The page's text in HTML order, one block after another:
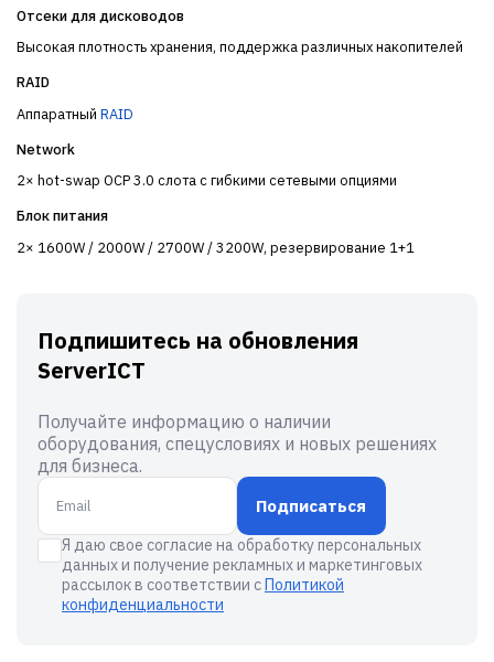
Отсеки для дисководов
Высокая плотность хранения, поддержка различных накопителей
RAID
Аппаратный RAID
Network
2× hot-swap OCP 3.0 слота с гибкими сетевыми опциями
Блок питания
2× 1600W / 2000W / 2700W / 3200W, резервирование 1+1
Подпишитесь на обновления
ServerICT
Получайте информацию о наличии
оборудования, спецусловиях и новых решениях
для бизнеса.
Подписаться
Я даю свое согласие на обработку персональных
данных и получение рекламных и маркетинговых
рассылок в соответствии сПолитикой
конфиденциальности